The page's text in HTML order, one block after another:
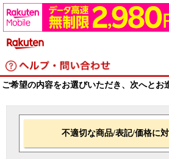
ご希望の内容をお選びいただき、次へとお
不適切な商品/表記/価格に